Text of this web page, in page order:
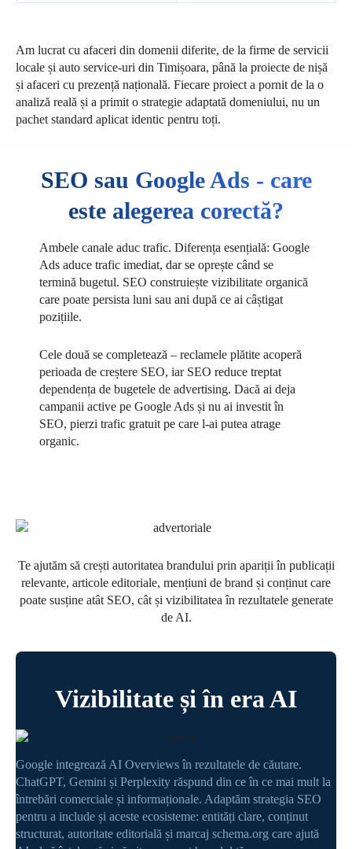
Am lucrat cu afaceri din domenii diferite, de la firme de servicii
locale și auto service-uri din Timișoara, până la proiecte de nișă
și afaceri cu prezență națională. Fiecare proiect a pornit de la o
analiză reală și a primit o strategie adaptată domeniului, nu un
pachet standard aplicat identic pentru toți.
SEO sau Google Ads - care
este alegerea corectă?
Ambele canale aduc trafic. Diferența esențială: Google
Ads aduce trafic imediat, dar se oprește când se
termină bugetul. SEO construiește vizibilitate organică
care poate persista luni sau ani după ce ai câștigat
pozițiile.
Cele două se completează – reclamele plătite acoperă
perioada de creștere SEO, iar SEO reduce treptat
dependența de bugetele de advertising. Dacă ai deja
campanii active pe Google Ads și nu ai investit în
SEO, pierzi trafic gratuit pe care l-ai putea atrage
organic.
Te ajutăm să crești autoritatea brandului prin apariții în publicații
relevante, articole editoriale, mențiuni de brand și conținut care
poate susține atât SEO, cât și vizibilitatea în rezultatele generate
de AI.
Vizibilitate și în era AI
Google integrează AI Overviews în rezultatele de căutare.
ChatGPT, Gemini și Perplexity răspund din ce în ce mai mult la
întrebări comerciale și informaționale. Adaptăm strategia SEO
pentru a include și aceste ecosisteme: entități clare, conținut
structurat, autoritate editorială și marcaj schema.org care ajută